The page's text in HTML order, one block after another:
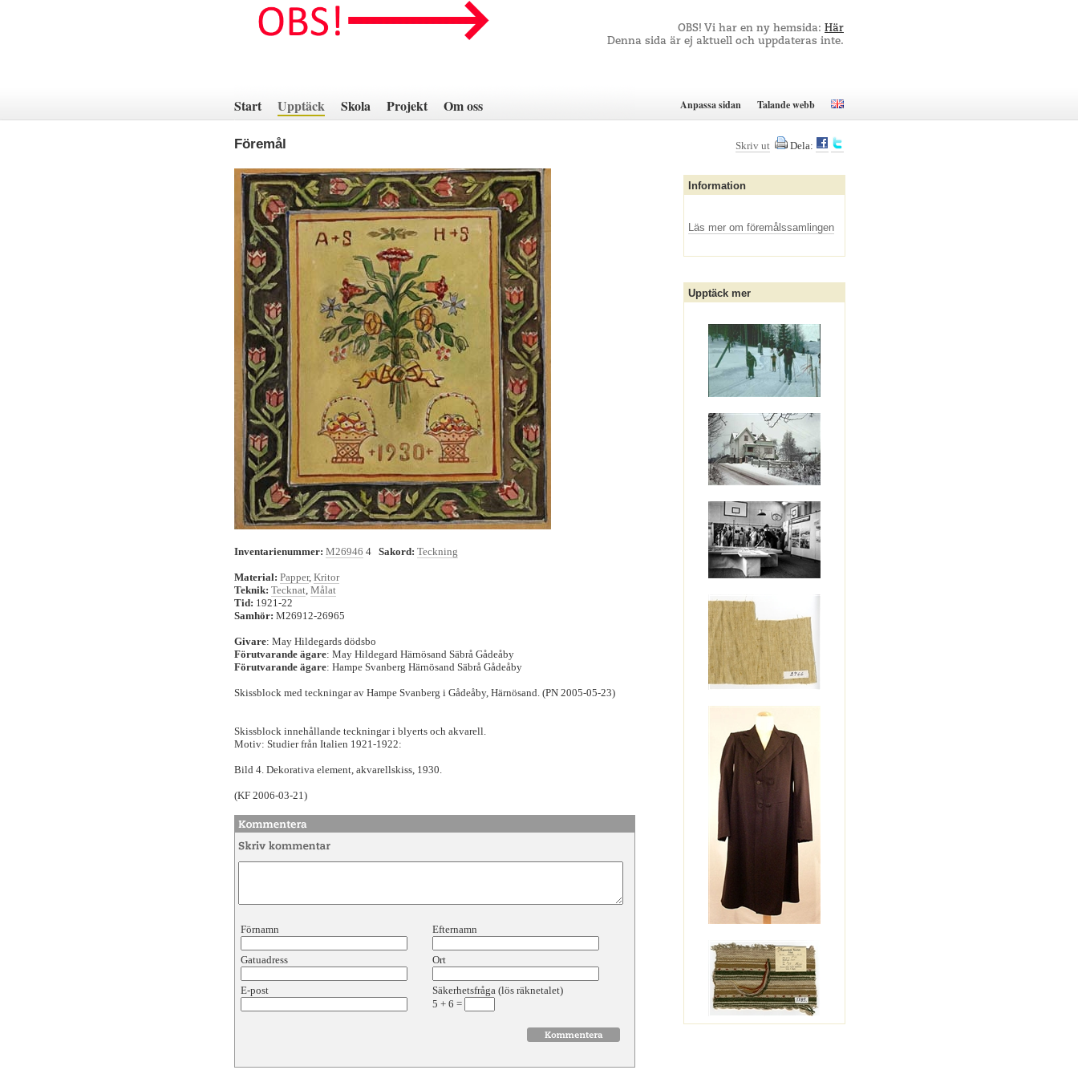
innehåll
OBS! Vi har en ny hemsida: Här
Denna sida är ej aktuell och uppdateras inte.
Start Upptäck Skola Projekt Om oss Anpassa sidan Talande webb
Föremål
Inventarienummer: M26946 4 Sakord: Teckning
Material: Papper, Kritor
Teknik: Tecknat, Målat
Tid: 1921-22
Samhör: M26912-26965
Givare: May Hildegards dödsbo
Förutvarande ägare: May Hildegard Härnösand Säbrå Gådeåby
Förutvarande ägare: Hampe Svanberg Härnösand Säbrå Gådeåby
Skissblock med teckningar av Hampe Svanberg i Gådeåby, Härnösand. (PN 2005-05-23)
Skissblock innehållande teckningar i blyerts och akvarell.
Motiv: Studier från Italien 1921-1922:
Bild 4. Dekorativa element, akvarellskiss, 1930.
(KF 2006-03-21)
Förnamn Efternamn
Gatuadress Ort
E-post
Säkerhetsfråga (lös räknetalet)
5 + 6 =
Skriv ut Dela:
Information
Läs mer om föremålssamlingen
Upptäck mer